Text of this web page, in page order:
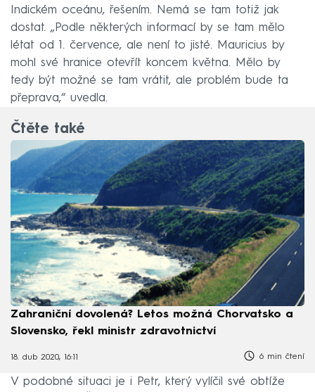
Indickém oceánu, řešením. Nemá se tam totiž jak
dostat. „Podle některých informací by se tam mělo
létat od 1. července, ale není to jisté. Mauricius by
mohl své hranice otevřít koncem května. Mělo by
tedy být možné se tam vrátit, ale problém bude ta
přeprava,“ uvedla.
Čtěte také
Zahraniční dovolená? Letos možná Chorvatsko a
Slovensko, řekl ministr zdravotnictví
18. dub 2020, 16:11 6 min čtení
V podobné situaci je i Petr, který vylíčil své obtíže